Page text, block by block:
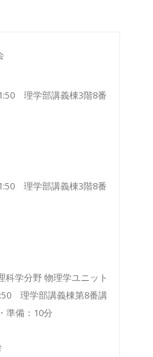
理学部講義棟3階8番
理学部講義棟3階8番
科学分野 物理学ユニット
理学部講義棟第8番講
準備：10分